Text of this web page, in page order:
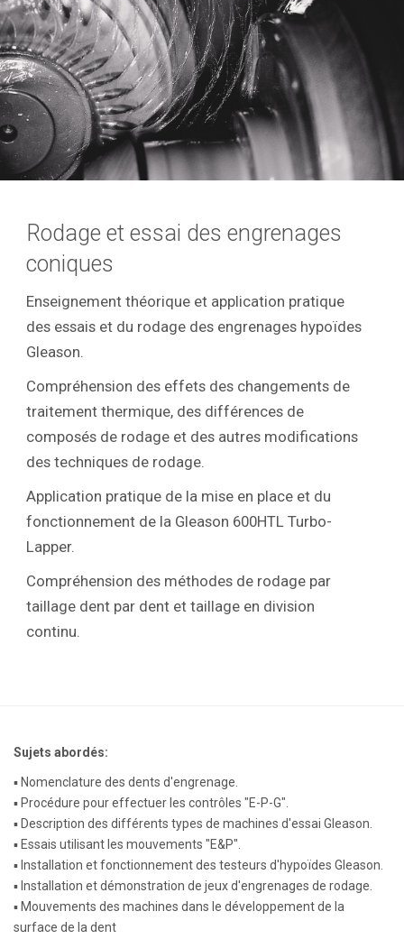
Rodage et essai des engrenages
coniques
Enseignement théorique et application pratique
des essais et du rodage des engrenages hypoïdes
Gleason.
Compréhension des effets des changements de
traitement thermique, des différences de
composés de rodage et des autres modifications
des techniques de rodage.
Application pratique de la mise en place et du
fonctionnement de la Gleason 600HTL Turbo-
Lapper.
Compréhension des méthodes de rodage par
taillage dent par dent et taillage en division
continu.
Sujets abordés:
▪ Nomenclature des dents d'engrenage.
▪ Procédure pour effectuer les contrôles "E-P-G".
▪ Description des différents types de machines d'essai Gleason.
▪ Essais utilisant les mouvements "E&P".
▪ Installation et fonctionnement des testeurs d'hypoïdes Gleason.
▪ Installation et démonstration de jeux d'engrenages de rodage.
▪ Mouvements des machines dans le développement de la
surface de la dent